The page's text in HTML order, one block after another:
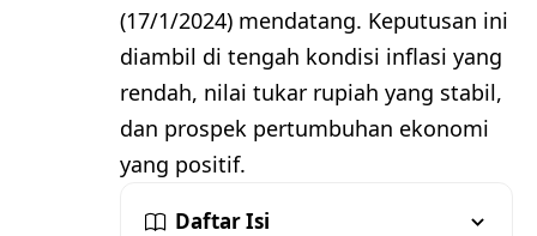
(17/1/2024) mendatang. Keputusan ini
diambil di tengah kondisi inflasi yang
rendah, nilai tukar rupiah yang stabil,
dan prospek pertumbuhan ekonomi
yang positif.
Daftar Isi